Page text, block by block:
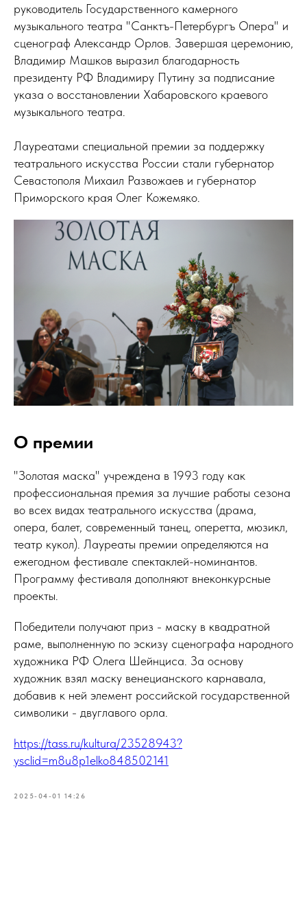
руководитель Государственного камерного
музыкального театра "Санктъ-Петербургъ Опера" и
сценограф Александр Орлов. Завершая церемонию,
Владимир Машков выразил благодарность
президенту РФ Владимиру Путину за подписание
указа о восстановлении Хабаровского краевого
музыкального театра.
Лауреатами специальной премии за поддержку
театрального искусства России стали губернатор
Севастополя Михаил Развожаев и губернатор
Приморского края Олег Кожемяко.
О премии
"Золотая маска" учреждена в 1993 году как
профессиональная премия за лучшие работы сезона
во всех видах театрального искусства (драма,
опера, балет, современный танец, оперетта, мюзикл,
театр кукол). Лауреаты премии определяются на
ежегодном фестивале спектаклей-номинантов.
Программу фестиваля дополняют внеконкурсные
проекты.
Победители получают приз - маску в квадратной
раме, выполненную по эскизу сценографа народного
художника РФ Олега Шейнциса. За основу
художник взял маску венецианского карнавала,
добавив к ней элемент российской государственной
символики - двуглавого орла.
https://tass.ru/kultura/23528943?
ysclid=m8u8p1elko848502141
2025-04-01 14:26